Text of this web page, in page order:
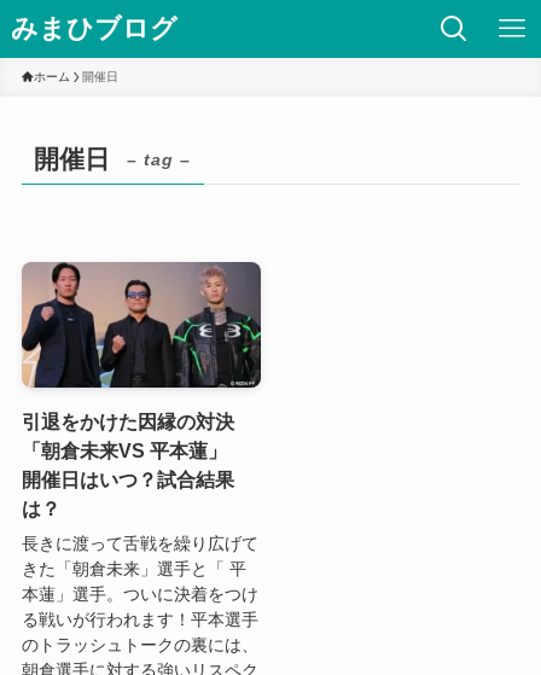
みまひブログ
ホーム 開催日
開催日 – tag –
引退をかけた因縁の対決
「朝倉未来VS 平本蓮」
開催日はいつ？試合結果
は？
長きに渡って舌戦を繰り広げて
きた「朝倉未来」選手と「 平
本蓮」選手。ついに決着をつけ
る戦いが行われます！平本選手
のトラッシュトークの裏には、
朝倉選手に対する強いリスペク